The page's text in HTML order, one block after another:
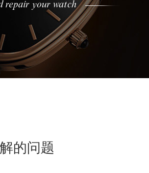
repair your watch
的问题